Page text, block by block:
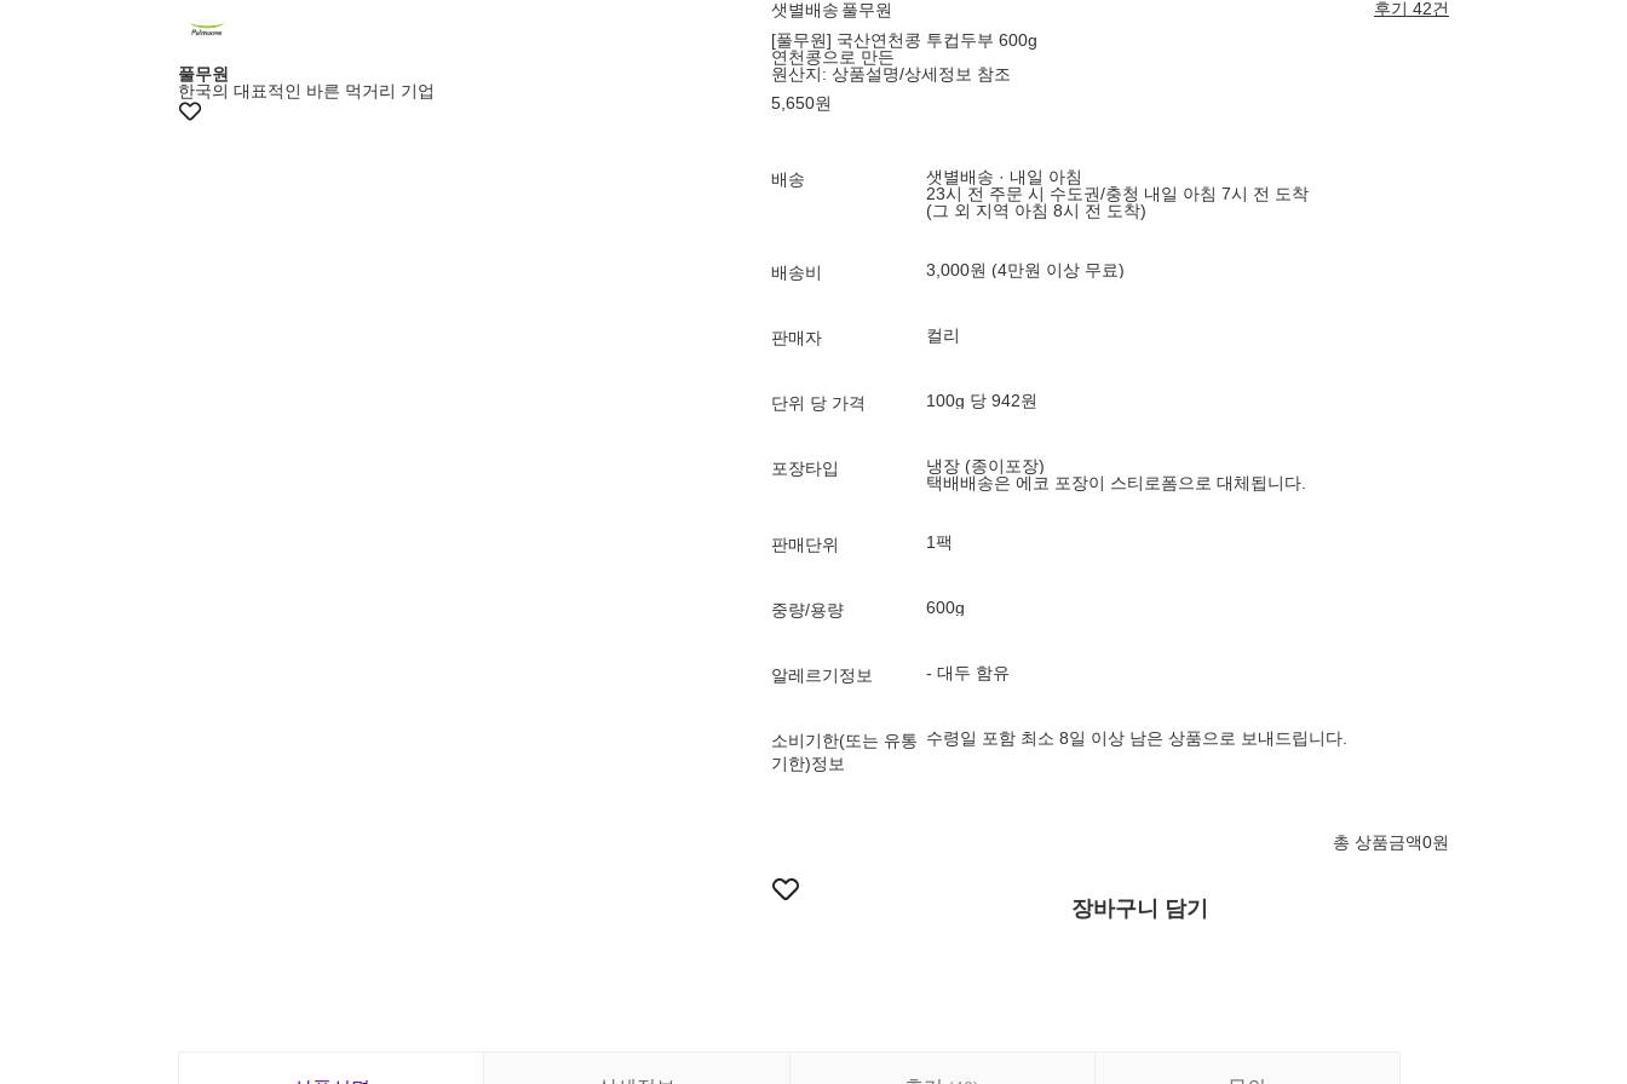
풀무원
한국의 대표적인 바른 먹거리 기업
샛별배송 풀무원
후기 42건
[풀무원] 국산연천콩 투컵두부 600g
연천콩으로 만든
원산지: 상품설명/상세정보 참조
5,650원
배송
샛별배송 · 내일 아침
23시 전 주문 시 수도권/충청 내일 아침 7시 전 도착
(그 외 지역 아침 8시 전 도착)
배송비 3,000원 (4만원 이상 무료)
판매자 컬리
단위 당 가격 100g 당 942원
포장타입
냉장 (종이포장)
택배배송은 에코 포장이 스티로폼으로 대체됩니다.
판매단위 1팩
중량/용량 600g
알레르기정보 - 대두 함유
소비기한(또는 유통
기한)정보
수령일 포함 최소 8일 이상 남은 상품으로 보내드립니다.
총 상품금액0원
장바구니 담기